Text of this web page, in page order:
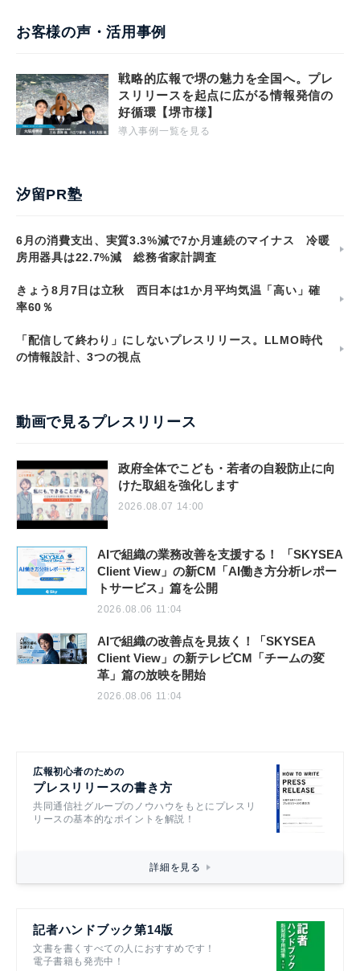
お客様の声・活用事例
戦略的広報で堺の魅力を全国へ。プレ
スリリースを起点に広がる情報発信の
好循環【堺市様】
導入事例一覧を見る
汐留PR塾
6月の消費支出、実質3.3%減で7か月連続のマイナス 冷暖
房用器具は22.7%減 総務省家計調査
きょう8月7日は立秋 西日本は1か月平均気温「高い」確
率60％
「配信して終わり」にしないプレスリリース。LLMO時代
の情報設計、3つの視点
動画で見るプレスリリース
政府全体でこども・若者の自殺防止に向
けた取組を強化します
2026.08.07 14:00
AIで組織の業務改善を支援する！ 「SKYSEA
Client View」の新CM「AI働き方分析レポー
トサービス」篇を公開
2026.08.06 11:04
AIで組織の改善点を見抜く！「SKYSEA
Client View」の新テレビCM「チームの変
革」篇の放映を開始
2026.08.06 11:04
広報初心者のための
プレスリリースの書き方
共同通信社グループのノウハウをもとにプレスリ
リースの基本的なポイントを解説！
詳細を見る
記者ハンドブック第14版
文書を書くすべての人におすすめです！
電子書籍も発売中！